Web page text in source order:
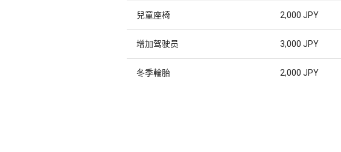
兒童座椅 2,000 JPY
增加驾驶员 3,000 JPY
冬季輪胎 2,000 JPY